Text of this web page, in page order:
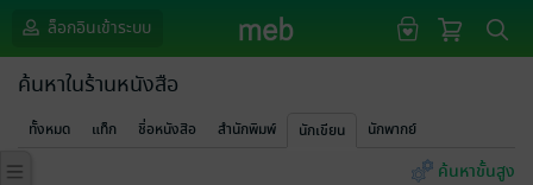
ล็อกอินเข้าระบบ
ค้นหาในร้านหนังสือ
ทั้งหมด แท็ก ชื่อหนังสือ สำนักพิมพ์ นักเขียน นักพากย์
ค้นหาขั้นสูง